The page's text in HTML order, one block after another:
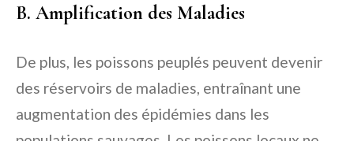
B. Amplification des Maladies
De plus, les poissons peuplés peuvent devenir
des réservoirs de maladies, entraînant une
augmentation des épidémies dans les